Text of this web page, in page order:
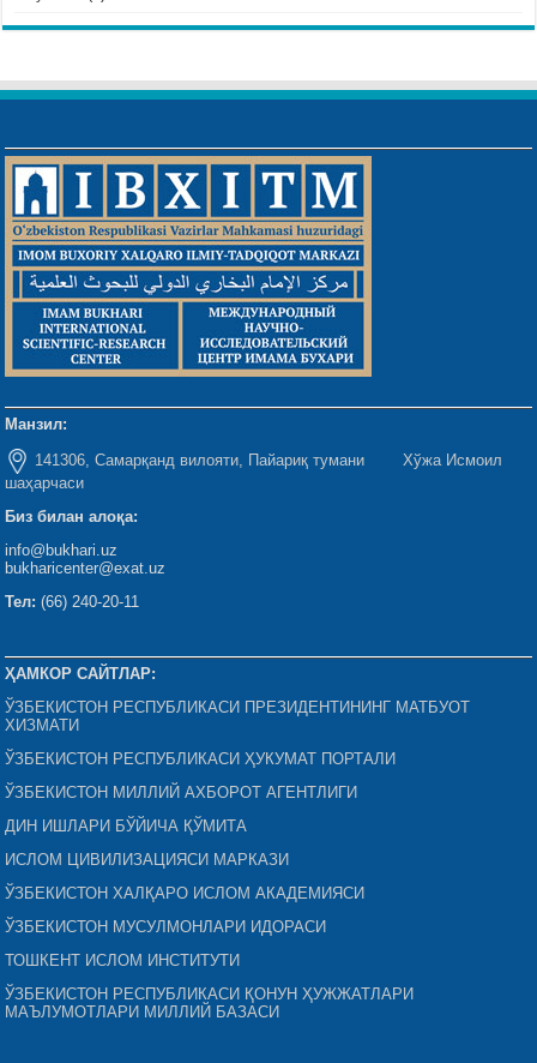
Манзил:
141306, Самарқанд вилояти, Пайариқ тумани Хўжа Исмоил
шаҳарчаси
Биз билан алоқа:
info@bukhari.uz
bukharicenter@exat.uz
Тел: (66) 240-20-11
ҲАМКОР САЙТЛАР:
ЎЗБЕКИСТОН РЕСПУБЛИКАСИ ПРЕЗИДЕНТИНИНГ МАТБУОТ
ХИЗМАТИ
ЎЗБЕКИСТОН РЕСПУБЛИКАСИ ҲУКУМАТ ПОРТАЛИ
ЎЗБЕКИСТОН МИЛЛИЙ АХБОРОТ АГЕНТЛИГИ
ДИН ИШЛАРИ БЎЙИЧА ҚЎМИТА
ИСЛОМ ЦИВИЛИЗАЦИЯСИ МАРКАЗИ
ЎЗБЕКИСТОН ХАЛҚАРО ИСЛОМ АКАДЕМИЯСИ
ЎЗБЕКИСТОН МУСУЛМОНЛАРИ ИДОРАСИ
ТОШКЕНТ ИСЛОМ ИНСТИТУТИ
ЎЗБЕКИСТОН РЕСПУБЛИКАСИ ҚОНУН ҲУЖЖАТЛАРИ
МАЪЛУМОТЛАРИ МИЛЛИЙ БАЗАСИ